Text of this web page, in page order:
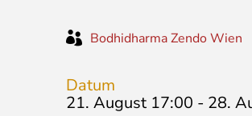
 Bodhidharma Zendo Wien
Datum
21. August 17:00 - 28.